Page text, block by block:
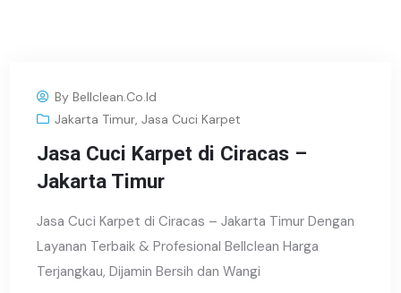
ByBellclean.co.id
Jakarta Timur,Jasa Cuci Karpet
Jasa Cuci Karpet di Ciracas –
Jakarta Timur
Jasa Cuci Karpet di Ciracas – Jakarta Timur Dengan
Layanan Terbaik & Profesional Bellclean Harga
Terjangkau, Dijamin Bersih dan Wangi